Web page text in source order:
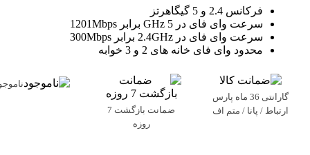
فرکانس 2.4 و 5 گیگاهرتز
سرعت وای فای در 5 GHz برابر 1201Mbps
سرعت وای فای در 2.4GHz برابر 300Mbps
محدود وای فای خانه های 2 و 3 خوابه
گارانتی 36 ماه پارس
ارتباط / پانا / متم اف
ضمانت بازگشت 7
روزه